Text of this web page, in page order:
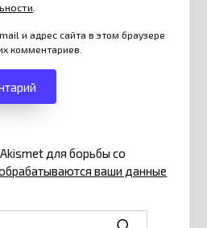
и адрес сайта в этом браузере
комментариев.
для борьбы со
ваши данные